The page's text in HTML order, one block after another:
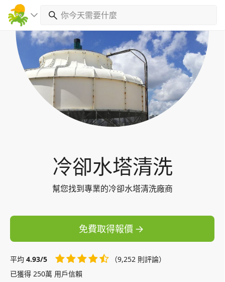
冷卻水塔清洗
幫您找到專業的冷卻水塔清洗廠商
免費取得報價
平均 4.93/5
（9,252 則評論）
已獲得 250萬 用戶信賴